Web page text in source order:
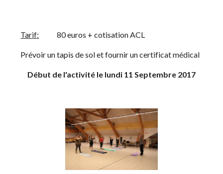
Tarif:
            80 euros + cotisation ACL
    Prévoir un tapis de sol et fournir un certificat médical
Début de l'activité le lundi 11 Septembre 2017